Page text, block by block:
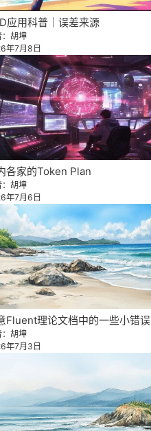
应用科普｜误差来源
：胡坤
年7月8日
各家的Token Plan
：胡坤
年7月6日
Fluent理论文档中的一些小错误
：胡坤
年7月3日